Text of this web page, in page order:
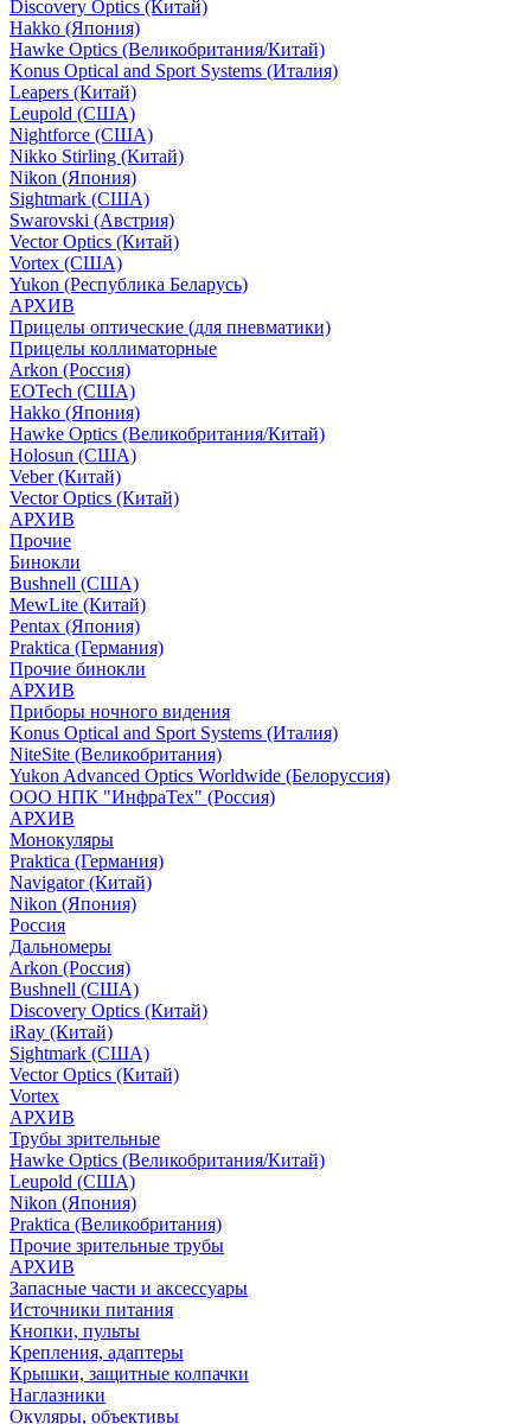
Discovery Optics (Китай)
Hakko (Япония)
Hawke Optics (Великобритания/Китай)
Konus Optical and Sport Systems (Италия)
Leapers (Китай)
Leupold (США)
Nightforce (США)
Nikko Stirling (Китай)
Nikon (Япония)
Sightmark (США)
Swarovski (Австрия)
Vector Optics (Китай)
Vortex (США)
Yukon (Республика Беларусь)
АРХИВ
Прицелы оптические (для пневматики)
Прицелы коллиматорные
Arkon (Россия)
EOTech (США)
Hakko (Япония)
Hawke Optics (Великобритания/Китай)
Holosun (США)
Veber (Китай)
Vector Optics (Китай)
АРХИВ
Прочие
Бинокли
Bushnell (США)
MewLite (Китай)
Pentax (Япония)
Praktica (Германия)
Прочие бинокли
АРХИВ
Приборы ночного видения
Konus Optical and Sport Systems (Италия)
NiteSite (Великобритания)
Yukon Advanced Optics Worldwide (Белоруссия)
ООО НПК "ИнфраТех" (Россия)
АРХИВ
Монокуляры
Praktica (Германия)
Navigator (Китай)
Nikon (Япония)
Россия
Дальномеры
Arkon (Россия)
Bushnell (США)
Discovery Optics (Китай)
iRay (Китай)
Sightmark (США)
Vector Optics (Китай)
Vortex
АРХИВ
Трубы зрительные
Hawke Optics (Великобритания/Китай)
Leupold (США)
Nikon (Япония)
Praktica (Великобритания)
Прочие зрительные трубы
АРХИВ
Запасные части и аксессуары
Источники питания
Кнопки, пульты
Крепления, адаптеры
Крышки, защитные колпачки
Наглазники
Окуляры, объективы